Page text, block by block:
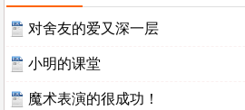
对舍友的爱又深一层
小明的课堂
魔术表演的很成功！